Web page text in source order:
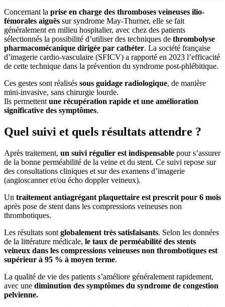
Concernant la prise en charge des thromboses veineuses ilio-
fémorales aiguës sur syndrome May-Thurner, elle se fait
généralement en milieu hospitalier, avec chez des patients
sélectionnés la possibilité d’utiliser des techniques de thrombolyse
pharmacomécanique dirigée par cathéter. La société française
d’imagerie cardio-vasculaire (SFICV) a rapporté en 2023 l’efficacité
de cette technique dans la prévention du syndrome post-phlébitique.
Ces gestes sont réalisés sous guidage radiologique, de manière
mini-invasive, sans chirurgie lourde.
Ils permettent une récupération rapide et une amélioration
significative des symptômes.
Quel suivi et quels résultats attendre ?
Après traitement, un suivi régulier est indispensable pour s’assurer
de la bonne perméabilité de la veine et du stent. Ce suivi repose sur
des consultations cliniques et sur des examens d’imagerie
(angioscanner et/ou écho doppler veineux).
Un traitement antiagrégant plaquettaire est prescrit pour 6 mois
après pose de stent dans les compressions veineuses non
thrombotiques.
Les résultats sont globalement très satisfaisants. Selon les données
de la littérature médicale, le taux de perméabilité des stents
veineux dans les compressions veineuses non thrombotiques est
supérieur à 95 % à moyen terme.
La qualité de vie des patients s’améliore généralement rapidement,
avec une diminution des symptômes du syndrome de congestion
pelvienne.